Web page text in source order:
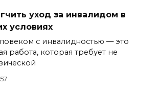
уход за инвалидом в
условиях
с инвалидностью — это
работа, которая требует не